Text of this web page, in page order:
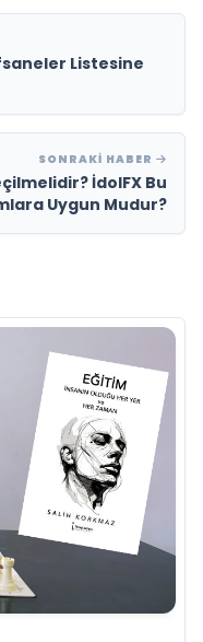
Listesine
SONRAKI HABER
İdolFX Bu
Uygun Mudur?